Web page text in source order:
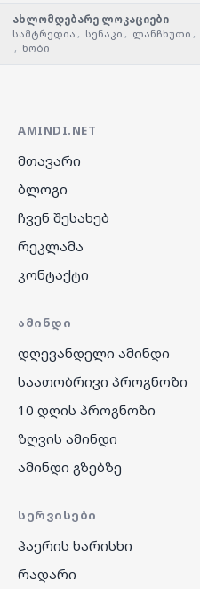
ახლომდებარე ლოკაციები
სამტრედია , სენაკი , ლანჩხუთი ,
, ხობი
AMINDI.NET
მთავარი
ბლოგი
ჩვენ შესახებ
რეკლამა
კონტაქტი
ᲐᲛᲘᲜᲓᲘ
დღევანდელი ამინდი
საათობრივი პროგნოზი
10 დღის პროგნოზი
ზღვის ამინდი
ამინდი გზებზე
ᲡᲔᲠᲕᲘᲡᲔᲑᲘ
ჰაერის ხარისხი
რადარი